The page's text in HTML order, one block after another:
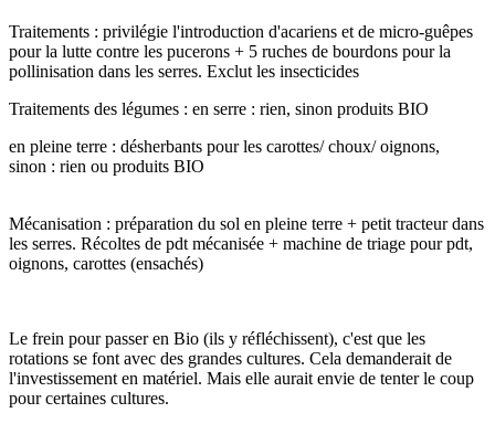
Traitements : privilégie l'introduction d'acariens et de micro-guêpes
pour la lutte contre les pucerons + 5 ruches de bourdons pour la
pollinisation dans les serres. Exclut les insecticides
Traitements des légumes : en serre : rien, sinon produits BIO
en pleine terre : désherbants pour les carottes/ choux/ oignons,
sinon : rien ou produits BIO
Mécanisation : préparation du sol en pleine terre + petit tracteur dans
les serres. Récoltes de pdt mécanisée + machine de triage pour pdt,
oignons, carottes (ensachés)
Le frein pour passer en Bio (ils y réfléchissent), c'est que les
rotations se font avec des grandes cultures. Cela demanderait de
l'investissement en matériel. Mais elle aurait envie de tenter le coup
pour certaines cultures.